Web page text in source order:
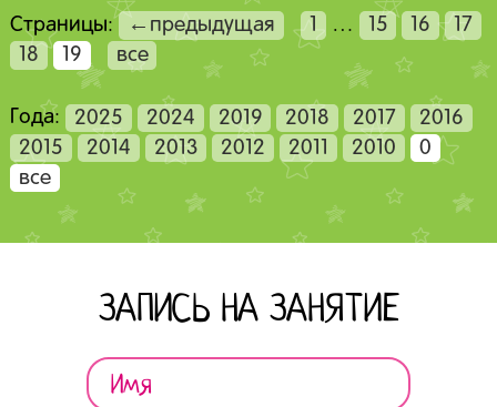
Страницы: ←предыдущая 1 … 15 16
17
18
19 все
Года: 2025 2024 2019 2018 2017
2016
2015
2014 2013 2012 2011 2010
0
все
ЗАПИСЬ НА ЗАНЯТИЕ